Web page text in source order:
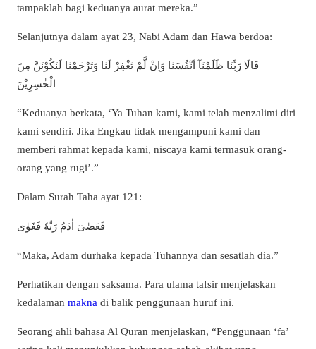
tampaklah bagi keduanya aurat mereka.”
Selanjutnya dalam ayat 23, Nabi Adam dan Hawa berdoa:
قَالَا رَبَّنَا ظَلَمْنَآ اَنْفُسَنَا وَاِنْ لَّمْ تَغْفِرْ لَنَا وَتَرْحَمْنَا لَنَكُوْنَنَّ مِنَ
الْخٰسِرِيْنَ
“Keduanya berkata, ‘Ya Tuhan kami, kami telah menzalimi diri
kami sendiri. Jika Engkau tidak mengampuni kami dan
memberi rahmat kepada kami, niscaya kami termasuk orang-
orang yang rugi’.”
Dalam Surah Taha ayat 121:
فَعَصٰىٓ اٰدَمُ رَبَّهٗ فَغَوٰى
“Maka, Adam durhaka kepada Tuhannya dan sesatlah dia.”
Perhatikan dengan saksama. Para ulama tafsir menjelaskan
kedalaman makna di balik penggunaan huruf ini.
Seorang ahli bahasa Al Quran menjelaskan, “Penggunaan ‘fa’